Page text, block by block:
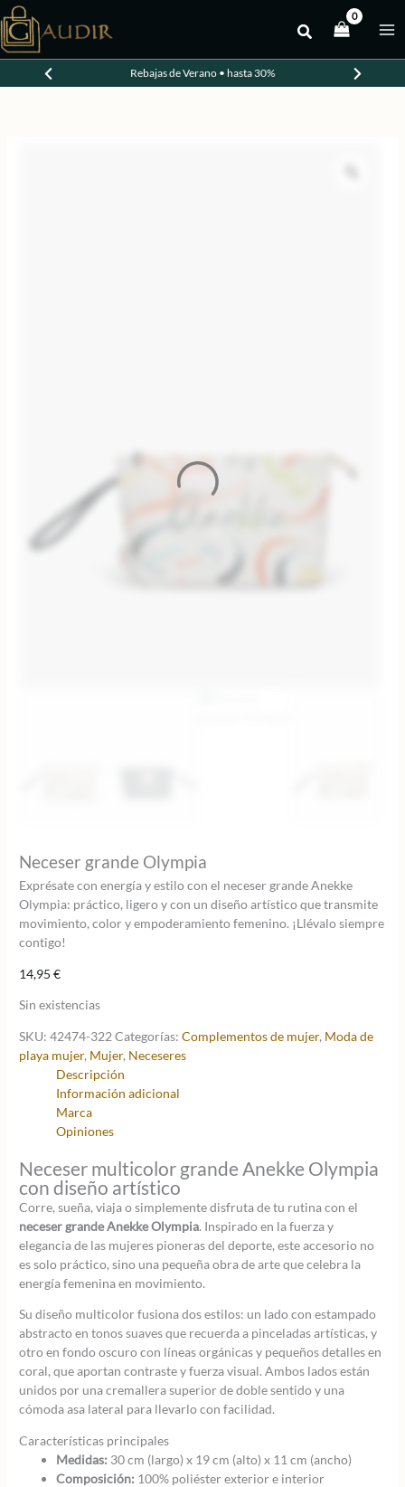
al
contenido
Rebajas de Verano • hasta 30%
Neceser grande Olympia
Exprésate con energía y estilo con el neceser grande Anekke
Olympia: práctico, ligero y con un diseño artístico que transmite
movimiento, color y empoderamiento femenino. ¡Llévalo siempre
contigo!
14,95€
Sin existencias
SKU:42474-322 Categorías:Complementos de mujer, Moda de
playa mujer, Mujer, Neceseres
Descripción
Información adicional
Marca
Opiniones
Neceser multicolor grande Anekke Olympia
con diseño artístico
Corre, sueña, viaja o simplemente disfruta de tu rutina con el
neceser grande Anekke Olympia. Inspirado en la fuerza y
elegancia de las mujeres pioneras del deporte, este accesorio no
es solo práctico, sino una pequeña obra de arte que celebra la
energía femenina en movimiento.
Su diseño multicolor fusiona dos estilos: un lado con estampado
abstracto en tonos suaves que recuerda a pinceladas artísticas, y
otro en fondo oscuro con líneas orgánicas y pequeños detalles en
coral, que aportan contraste y fuerza visual. Ambos lados están
unidos por una cremallera superior de doble sentido y una
cómoda asa lateral para llevarlo con facilidad.
Características principales
Medidas: 30 cm (largo) x 19 cm (alto) x 11 cm (ancho)
Composición: 100% poliéster exterior e interior